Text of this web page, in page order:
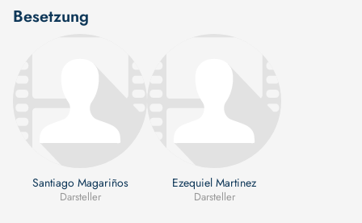
Besetzung
Santiago Magariños
Darsteller
Ezequiel Martinez
Darsteller